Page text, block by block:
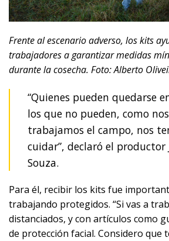
Frente al escenario adverso, los kits
trabajadores a garantizar medidas
durante la cosecha. Foto: Alberto
“Quienes pueden quedarse
los que no pueden, como
trabajamos el campo, nos
cuidar”, declaró el productor
Souza.
Para él, recibir los kits fue
trabajando protegidos. “Si vas a
distanciados, y con artículos como
de protección facial. Considero que